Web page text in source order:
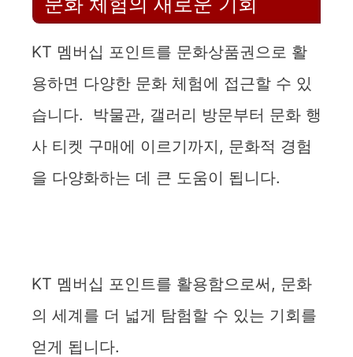
KT 멤버십 포인트를 문화상품권으로 활
용하면 다양한 문화 체험에 접근할 수 있
습니다. 박물관, 갤러리 방문부터 문화 행
사 티켓 구매에 이르기까지, 문화적 경험
을 다양화하는 데 큰 도움이 됩니다.
KT 멤버십 포인트를 활용함으로써, 문화
의 세계를 더 넓게 탐험할 수 있는 기회를
얻게 됩니다.